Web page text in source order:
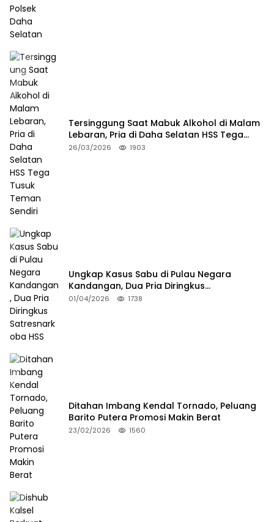
Tersinggung Saat Mabuk Alkohol di Malam
Lebaran, Pria di Daha Selatan HSS Tega
Tusuk Teman Sendiri
26/03/2026 1903
Ungkap Kasus Sabu di Pulau Negara
Kandangan, Dua Pria Diringkus
Satresnarkoba HSS
01/04/2026 1738
Ditahan Imbang Kendal Tornado, Peluang
Barito Putera Promosi Makin Berat
23/02/2026 1560